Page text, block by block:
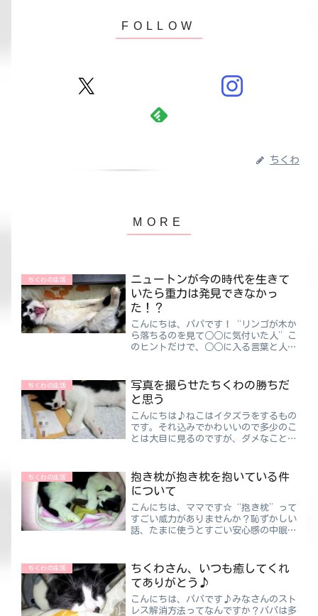
ちくわ
ちくわの生活
ニュートンが今の時代を生きて
いたら重力は発見できなかっ
た！？
こんにちは、パパです！“リンゴが木か
ら落ちるのを見て○○に気付いた人”こ
のヒントだけで、○○に入る言葉と人物
推理ものとかなぞなぞとか好きだけどパ
パはあんまり好きじゃない。...
ちくわの生活
写真を撮らせたちくわの勝ちだ
と思う
こんにちは♪ねこはイタズラをするもの
です。それ込みでかわいいので多少のこ
とは大目に見るのですが、ダメなことは
音・・・どうやら、今回はちくわとの駆
け引きが始まるようです😺写真...
ちくわの生活
抱き枕が抱き枕を抱いている件
について
こんにちは、ママです☆“抱き枕”って
すごい威力がありませんか？恥ずかしい
話、たまに使うとすごい安心感の中眠る
安心感と気持ちの良さはなんなの😆ち
ょっと調べたらいろんなメカニ...
ちくわの生活
ちくわさん、いつも癒してくれ
てありがとう♪
こんにちは、パパです♪みなさんのスト
レス解消方法ってなんですか？パパは多